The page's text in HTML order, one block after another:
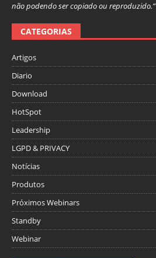
não podendo ser copiado ou reproduzido.”
CATEGORIAS
Artigos
Diario
Download
HotSpot
Leadership
LGPD & PRIVACY
Notícias
Produtos
Próximos Webinars
Standby
Webinar